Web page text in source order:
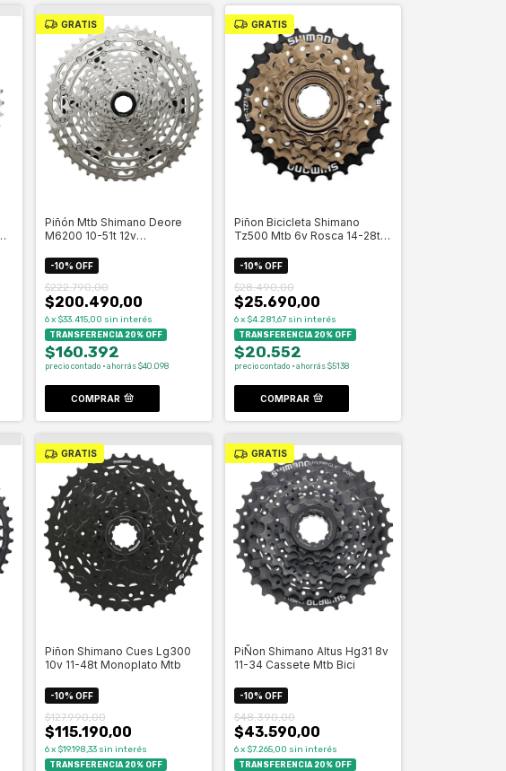
GRATIS
Piñón Mtb Shimano Deore
M6200 10-51t 12v
-10% OFF
$200.490,00
$222.790,00
6 x $33.415,00 sin interés
TRANSFERENCIA 20% OFF
$160.392
precio contado · ahorrás $40.098
COMPRAR
GRATIS
Piñon Bicicleta Shimano
Tz500 Mtb 6v Rosca 14-28t -
-10% OFF
$25.690,00
$28.490,00
6x $4.281,67 sin interés
TRANSFERENCIA 20% OFF
$20.552
precio contado · ahorrás $5138
COMPRAR
GRATIS
Piñon Shimano Cues Lg300
10v 11-48t Monoplato Mtb
-10% OFF
$115.190,00
$127.990,00
6 x $19.198,33 sin interés
TRANSFERENCIA 20% OFF
GRATIS
PiÑon Shimano Altus Hg31 8v
11-34 Cassete Mtb Bici
-10% OFF
$43.590,00
$48.390,00
6x $7.265,00 sin interés
TRANSFERENCIA 20% OFF